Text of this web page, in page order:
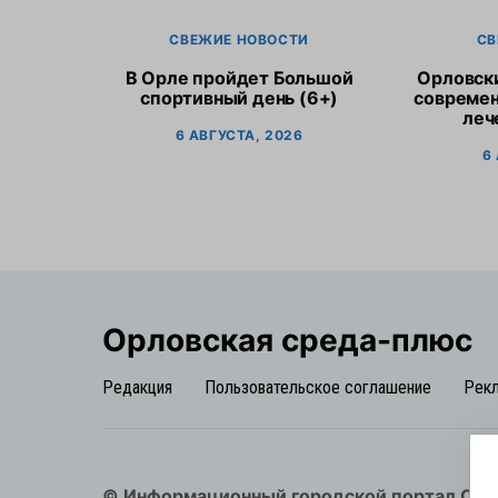
СВЕЖИЕ НОВОСТИ
В Орле пройдет Большой
спортивный день (6+)
6 АВГУСТА, 2026
6
Орловская cреда-плюс
Редакция Пользовательское соглашение